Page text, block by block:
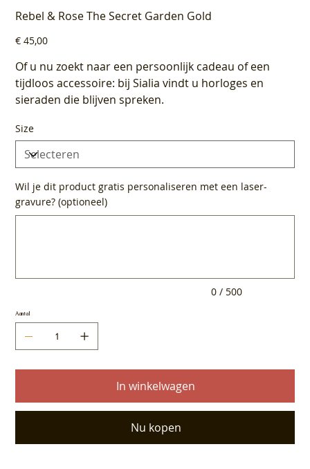
Rebel & Rose The Secret Garden Gold
Prijs
€ 45,00
Of u nu zoekt naar een persoonlijk cadeau of een
tijdloos accessoire: bij Sialia vindt u horloges en
sieraden die blijven spreken.
Size
Wil je dit product gratis personaliseren met een laser-
gravure? (optioneel)
0 / 500
Aantal
In winkelwagen
Nu kopen